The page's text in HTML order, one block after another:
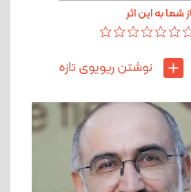
شما به این اثر
نوشتن ریویوی تازه